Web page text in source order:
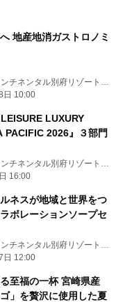
地産地消ガストロノミ
チネンタル別府リゾート＆
日 10:00
LEISURE LUXURY
PACIFIC 2026』３部⾨
チネンタル別府リゾート＆
16:00
ネスが地域と世界をつ
ボレーションソープセ
チネンタル別府リゾート＆
日 12:00
至福の一杯 宮崎県産
ゴ」を贅沢に使用した夏